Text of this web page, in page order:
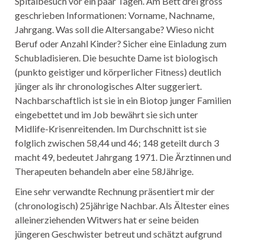
geschrieben Informationen: Vorname, Nachname,
Jahrgang. Was soll die Altersangabe? Wieso nicht
Beruf oder Anzahl Kinder? Sicher eine Einladung zum
Schubladisieren. Die besuchte Dame ist biologisch
(punkto geistiger und körperlicher Fitness) deutlich
jünger als ihr chronologisches Alter suggeriert.
Nachbarschaftlich ist sie in ein Biotop junger Familien
eingebettet und im Job bewährt sie sich unter
Midlife-Krisenreitenden. Im Durchschnitt ist sie
folglich zwischen 58,44 und 46; 148 geteilt durch 3
macht 49, bedeutet Jahrgang 1971. Die Ärztinnen und
Therapeuten behandeln aber eine 58Jährige.
Eine sehr verwandte Rechnung präsentiert mir der
(chronologisch) 25jährige Nachbar. Als Ältester eines
alleinerziehenden Witwers hat er seine beiden
jüngeren Geschwister betreut und schätzt aufgrund